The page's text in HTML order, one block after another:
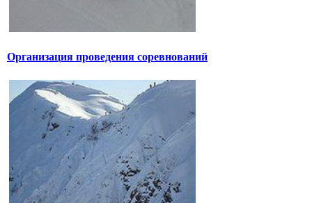
Организация проведения соревнований